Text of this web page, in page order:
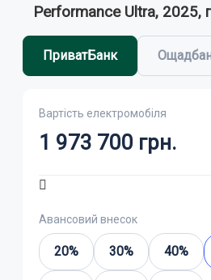
Performance Ultra, 2025,
ПриватБанк
Вартість електромобіля
1 973 700 грн.
Авансовий внесок
20% 30% 40%